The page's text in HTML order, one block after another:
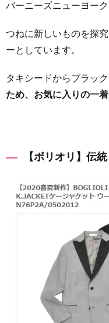
バーニーズニューヨー
つねに新しいものを探
ーとしています。
タキシードからブラック
ため、お気に入りの一
【ボリオリ】伝